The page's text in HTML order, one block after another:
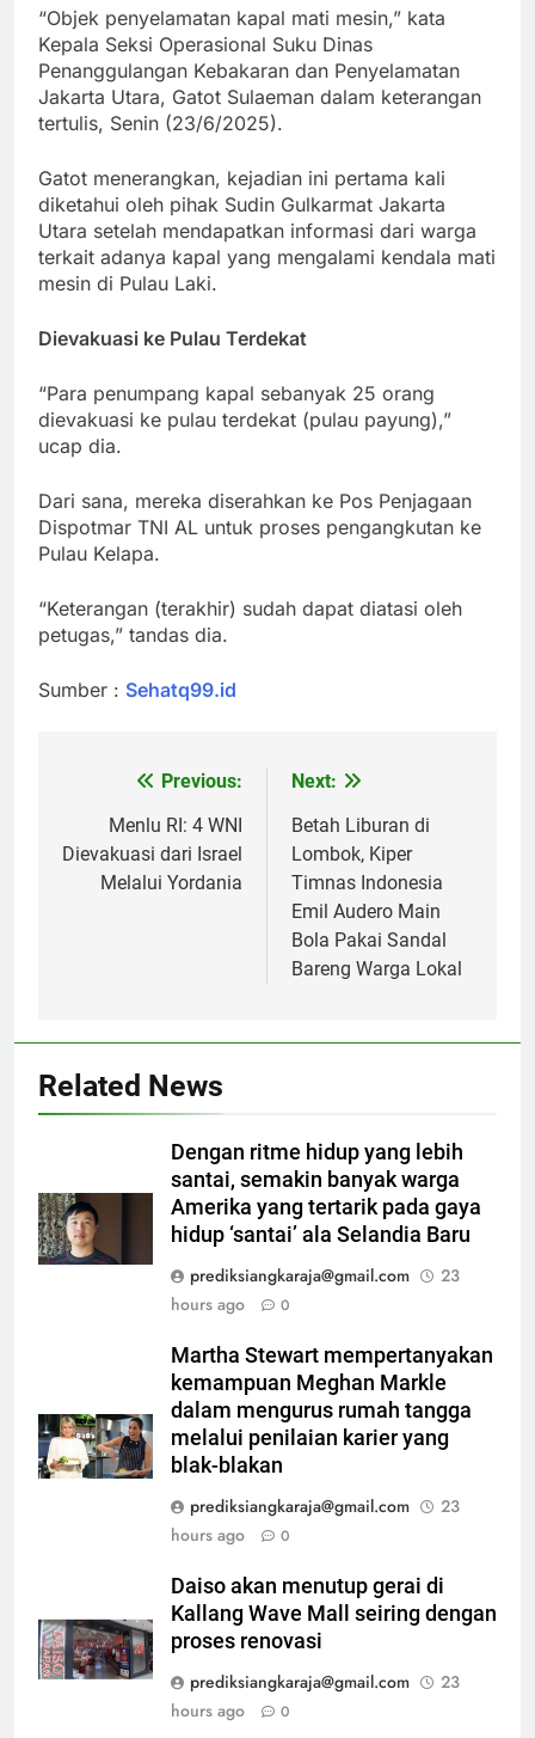
“Objek penyelamatan kapal mati mesin,” kata
Kepala Seksi Operasional Suku Dinas
Penanggulangan Kebakaran dan Penyelamatan
Jakarta Utara, Gatot Sulaeman dalam keterangan
tertulis, Senin (23/6/2025).
Gatot menerangkan, kejadian ini pertama kali
diketahui oleh pihak Sudin Gulkarmat Jakarta
Utara setelah mendapatkan informasi dari warga
terkait adanya kapal yang mengalami kendala mati
mesin di Pulau Laki.
Dievakuasi ke Pulau Terdekat
“Para penumpang kapal sebanyak 25 orang
dievakuasi ke pulau terdekat (pulau payung),”
ucap dia.
Dari sana, mereka diserahkan ke Pos Penjagaan
Dispotmar TNI AL untuk proses pengangkutan ke
Pulau Kelapa.
“Keterangan (terakhir) sudah dapat diatasi oleh
petugas,” tandas dia.
Sumber : Sehatq99.id
navigation
Previous:
Menlu RI: 4 WNI
Dievakuasi dari Israel
Melalui Yordania
Next:
Betah Liburan di
Lombok, Kiper
Timnas Indonesia
Emil Audero Main
Bola Pakai Sandal
Bareng Warga Lokal
Related News
Dengan ritme hidup yang lebih
santai, semakin banyak warga
Amerika yang tertarik pada gaya
hidup ‘santai’ ala Selandia Baru
prediksiangkaraja@gmail.com
23
hours ago
0
Martha Stewart mempertanyakan
kemampuan Meghan Markle
dalam mengurus rumah tangga
melalui penilaian karier yang
blak-blakan
prediksiangkaraja@gmail.com
23
hours ago
0
Daiso akan menutup gerai di
Kallang Wave Mall seiring dengan
proses renovasi
prediksiangkaraja@gmail.com
23
hours ago
0